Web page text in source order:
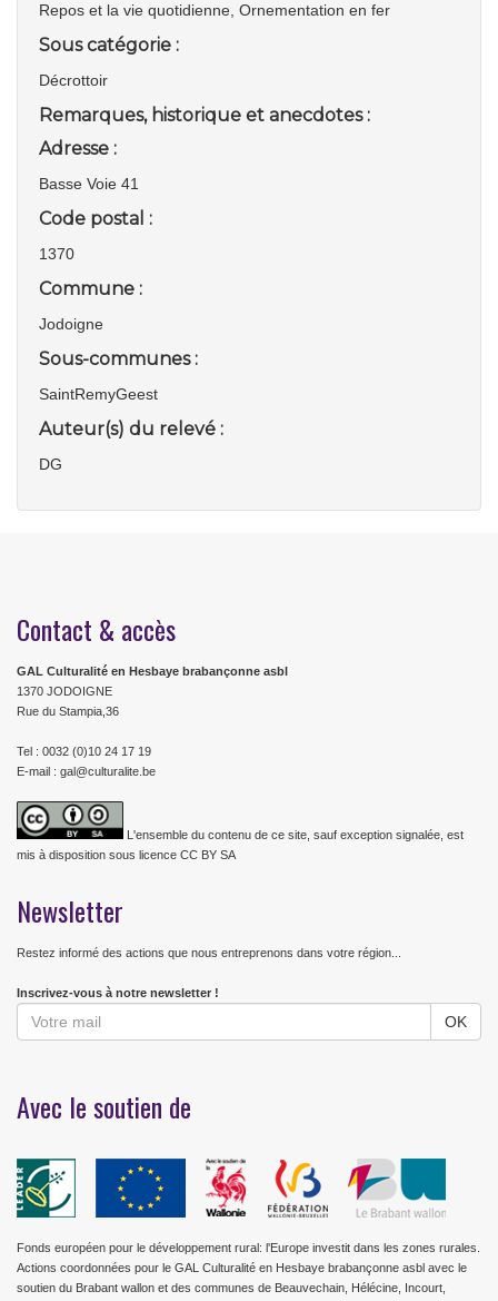
Repos et la vie quotidienne, Ornementation en fer
Sous catégorie :
Décrottoir
Remarques, historique et anecdotes :
Adresse :
Basse Voie 41
Code postal :
1370
Commune :
Jodoigne
Sous-communes :
SaintRemyGeest
Auteur(s) du relevé :
DG
Contact & accès
GAL Culturalité en Hesbaye brabançonne asbl
1370 JODOIGNE
Rue du Stampia,36
Tel : 0032 (0)10 24 17 19
E-mail : gal@culturalite.be
L'ensemble du contenu de ce site, sauf exception signalée, est
mis à disposition sous licence CC BY SA
Newsletter
Restez informé des actions que nous entreprenons dans votre région...
Inscrivez-vous à notre newsletter !
Avec le soutien de
Fonds européen pour le développement rural: l'Europe investit dans les zones rurales.
Actions coordonnées pour le GAL Culturalité en Hesbaye brabançonne asbl avec le
soutien du Brabant wallon et des communes de Beauvechain, Hélécine, Incourt,